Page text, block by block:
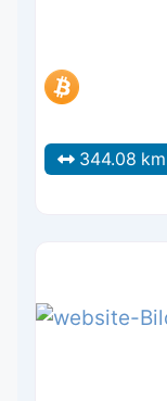
344.08 km